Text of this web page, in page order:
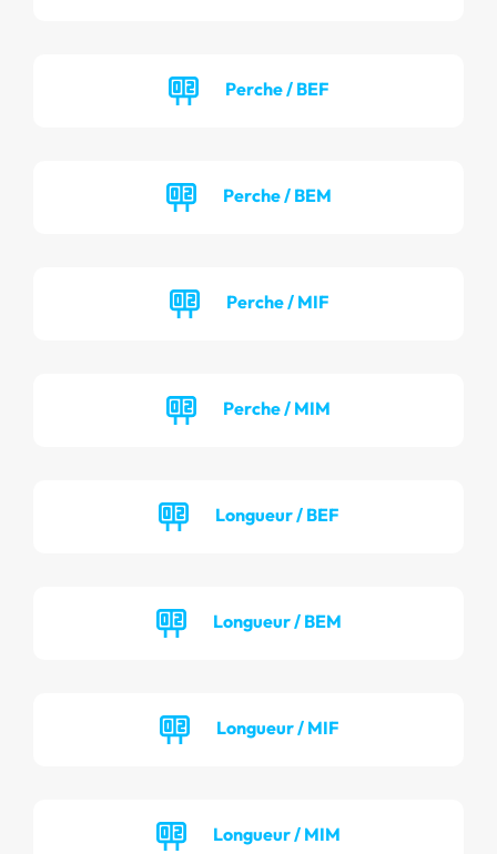
Perche / BEF
Perche / BEM
Perche / MIF
Perche / MIM
Longueur / BEF
Longueur / BEM
Longueur / MIF
Longueur / MIM